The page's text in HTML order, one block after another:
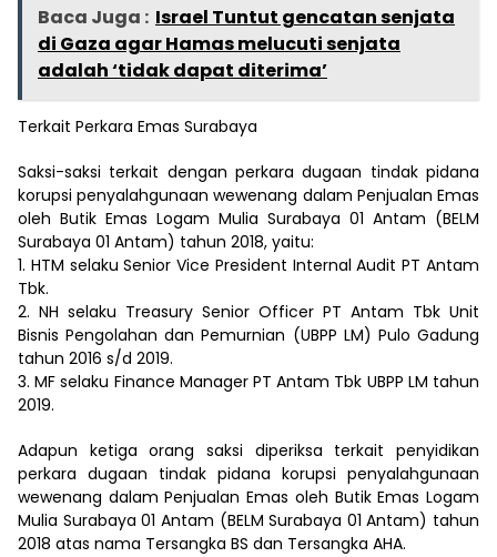
Baca Juga : Israel Tuntut gencatan senjata
di Gaza agar Hamas melucuti senjata
adalah ‘tidak dapat diterima’
Terkait Perkara Emas Surabaya
Saksi-saksi terkait dengan perkara dugaan tindak pidana
korupsi penyalahgunaan wewenang dalam Penjualan Emas
oleh Butik Emas Logam Mulia Surabaya 01 Antam (BELM
Surabaya 01 Antam) tahun 2018, yaitu:
1. HTM selaku Senior Vice President Internal Audit PT Antam
Tbk.
2. NH selaku Treasury Senior Officer PT Antam Tbk Unit
Bisnis Pengolahan dan Pemurnian (UBPP LM) Pulo Gadung
tahun 2016 s/d 2019.
3. MF selaku Finance Manager PT Antam Tbk UBPP LM tahun
2019.
Adapun ketiga orang saksi diperiksa terkait penyidikan
perkara dugaan tindak pidana korupsi penyalahgunaan
wewenang dalam Penjualan Emas oleh Butik Emas Logam
Mulia Surabaya 01 Antam (BELM Surabaya 01 Antam) tahun
2018 atas nama Tersangka BS dan Tersangka AHA.